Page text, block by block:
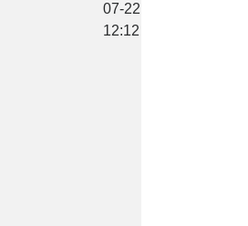
07-22
12:12